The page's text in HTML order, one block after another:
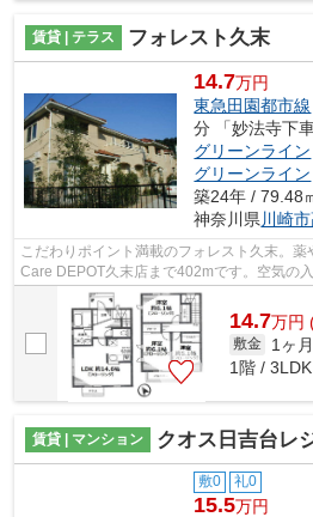
賃貸 | テラス フォレスト久末
14.7万円
東急田園都市線
分 「妙法寺下
グリーンライン
グリーンライン
築24年 / 79.48
神奈川県川崎
こだわりポイント満載のフォレスト久末。
Care DEPOT久末店まで402mです。空気の
良好の物件です。ピアノの演奏をしたい...
14.7万円
敷金 1ヶ月
1階 /
賃貸 | マンション クオス日吉台レジ
敷0 礼0
15.5万円